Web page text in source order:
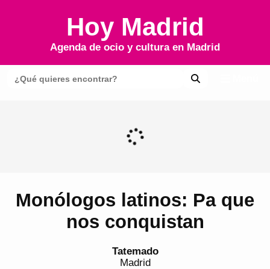
Hoy Madrid
Agenda de ocio y cultura en Madrid
Monólogos latinos: Pa que
nos conquistan
Tatemado
Madrid